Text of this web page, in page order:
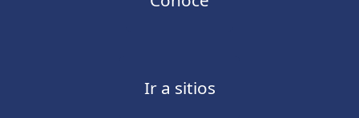
Ir a sitios